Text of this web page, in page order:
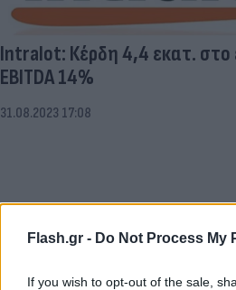
Flash.gr - Do Not Process My
If you wish to opt-out of the sale,
Intralot: Κέρδη 4,4 εκατ.
EBITDA 14%
31.08.2023 17:08